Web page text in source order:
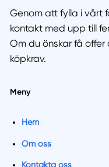
Genom att fylla i vårt
kontakt med upp till
Om du önskar få
köpkrav.
Meny
Hem
Om oss
Kontakta oss